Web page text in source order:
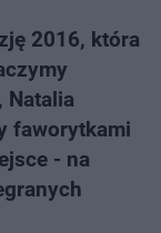
2016, która
Natalia
faworytkami
- na